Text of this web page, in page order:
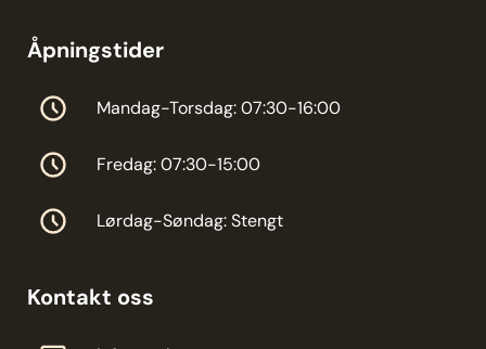
Åpningstider
Mandag-Torsdag: 07:30-16:00
Fredag: 07:30-15:00
Lørdag-Søndag: Stengt
Kontakt oss